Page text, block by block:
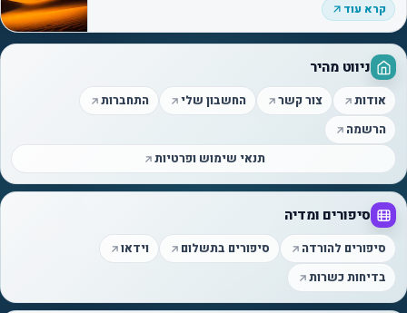
קרא עוד
ניווט מהיר
אודות צור קשר החשבון שלי
התחברות
הרשמה
תנאי שימוש ופרטיות
סיפורים ומדיה
סיפורים להורדה סיפורים בתשלום
וידאו
בדיחות כשרות